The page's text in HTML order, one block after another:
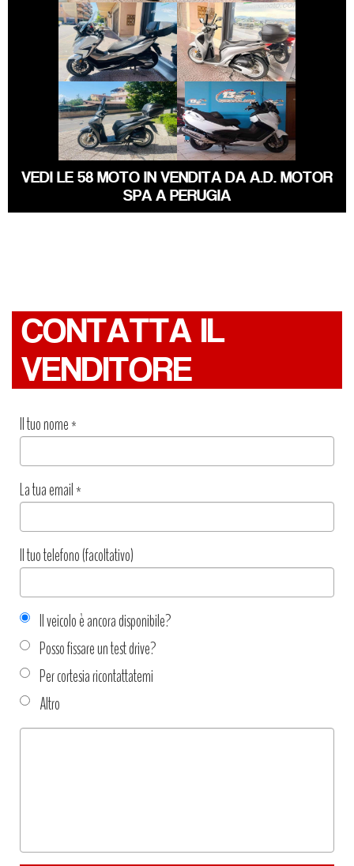
HONDA FORZA-
350
HONDA SH
HONDA SH
€ 2.390 €
SUZUKI
BURGMAN-650
€ 5.890 €
VEDI LE 58 MOTO IN VENDITA DA A.D. MOTOR
SPA A PERUGIA
CONTATTA IL
VENDITORE
Il tuo nome*
La tua email*
Il tuo telefono (facoltativo)
Il veicolo è ancora disponibile?
Posso fissare un test drive?
Per cortesia ricontattatemi
Altro
Tipo